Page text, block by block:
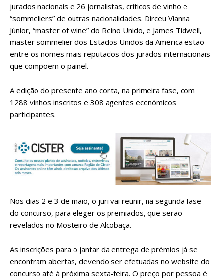
jurados nacionais e 26 jornalistas, críticos de vinho e
“sommeliers” de outras nacionalidades. Dirceu Vianna
Júnior, “master of wine” do Reino Unido, e James Tidwell,
master sommelier dos Estados Unidos da América estão
entre os nomes mais reputados dos jurados internacionais
que compõem o painel.
A edição do presente ano conta, na primeira fase, com
1288 vinhos inscritos e 308 agentes económicos
participantes.
Nos dias 2 e 3 de maio, o júri vai reunir, na segunda fase
do concurso, para eleger os premiados, que serão
revelados no Mosteiro de Alcobaça.
As inscrições para o jantar da entrega de prémios já se
encontram abertas, devendo ser efetuadas no website do
concurso até à próxima sexta-feira. O preço por pessoa é